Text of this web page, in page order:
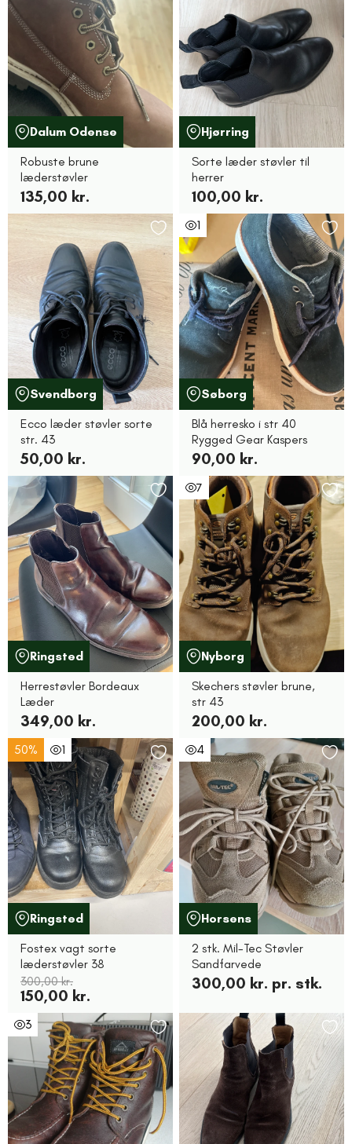
Dalum Odense
Robuste brune
læderstøvler
135,00 kr.
Hjørring
Sorte læder støvler til
herrer
100,00 kr.
Svendborg
Ecco læder støvler sorte
str. 43
50,00 kr.
1
Søborg
Blå herresko i str 40
Rygged Gear Kaspers
90,00 kr.
Ringsted
Herrestøvler Bordeaux
Læder
349,00 kr.
7
Nyborg
Skechers støvler brune,
str 43
200,00 kr.
50% 1
Ringsted
Fostex vagt sorte
læderstøvler 38
300,00 kr.
150,00 kr.
4
Horsens
2 stk. Mil-Tec Støvler
Sandfarvede
300,00 kr. pr. stk.
3